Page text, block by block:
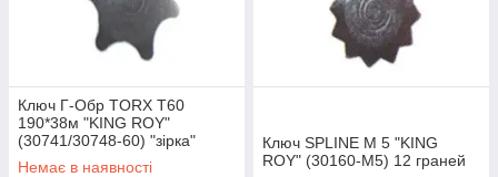
Ключ Г-Обр TORX T60
190*38м "KING ROY"
(30741/30748-60) "зірка"
Немає в наявності
Ключ SPLINE M 5 "KING
ROY" (30160-М5) 12 граней